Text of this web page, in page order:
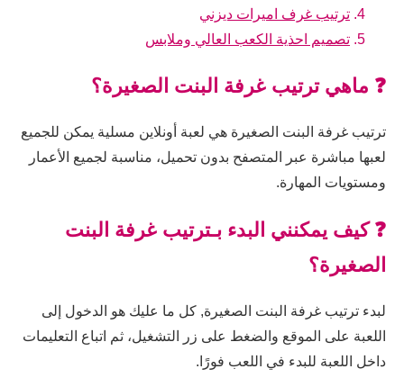
ترتيب غرف اميرات ديزني
تصميم احذية الكعب العالي وملابس
❓ ماهي ترتيب غرفة البنت الصغيرة؟
ترتيب غرفة البنت الصغيرة هي لعبة أونلاين مسلية يمكن للجميع
لعبها مباشرة عبر المتصفح بدون تحميل، مناسبة لجميع الأعمار
ومستويات المهارة.
❓ كيف يمكنني البدء بـترتيب غرفة البنت
الصغيرة؟
لبدء ترتيب غرفة البنت الصغيرة, كل ما عليك هو الدخول إلى
اللعبة على الموقع والضغط على زر التشغيل، ثم اتباع التعليمات
داخل اللعبة للبدء في اللعب فورًا.